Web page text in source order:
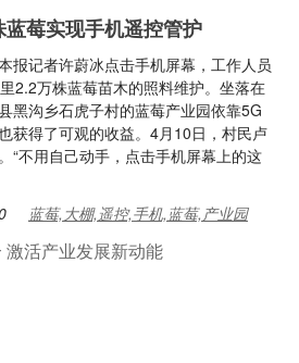
莓实现手机遥控管护
报记者许蔚冰点击手机屏幕，工作人员
2.2万株蓝莓苗木的照料维护。坐落在
黑沟乡石虎子村的蓝莓产业园依靠5G
获得了可观的收益。4月10日，村民卢
“不用自己动手，点击手机屏幕上的这
蓝莓,大棚,遥控,手机,蓝莓,产业园